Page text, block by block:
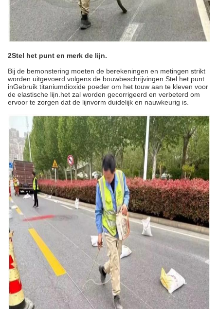
2Stel het punt en merk de lijn.
Bij de bemonstering moeten de berekeningen en metingen strikt
worden uitgevoerd volgens de bouwbeschrijvingen.Stel het punt
inGebruik titaniumdioxide poeder om het touw aan te kleven voor
de elastische lijn.het zal worden gecorrigeerd en verbeterd om
ervoor te zorgen dat de lijnvorm duidelijk en nauwkeurig is.